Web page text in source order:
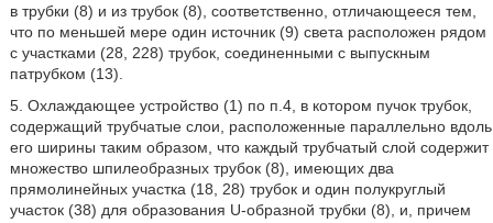
в трубки (8) и из трубок (8), соответственно, отличающееся тем,
что по меньшей мере один источник (9) света расположен рядом
с участками (28, 228) трубок, соединенными с выпускным
патрубком (13).
5. Охлаждающее устройство (1) по п.4, в котором пучок трубок,
содержащий трубчатые слои, расположенные параллельно вдоль
его ширины таким образом, что каждый трубчатый слой содержит
множество шпилеобразных трубок (8), имеющих два
прямолинейных участка (18, 28) трубок и один полукруглый
участок (38) для образования U-образной трубки (8), и, причем